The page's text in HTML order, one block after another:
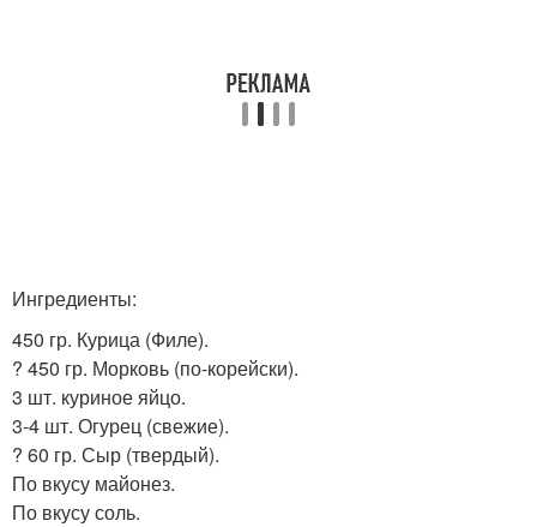
Ингредиенты:
450 гр. Курица (Филе).
? 450 гр. Морковь (по-корейски).
3 шт. куриное яйцо.
3-4 шт. Огурец (свежие).
? 60 гр. Сыр (твердый).
По вкусу майонез.
По вкусу соль.